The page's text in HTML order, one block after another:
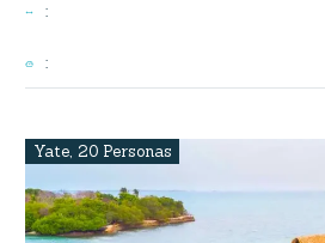
:
:
Yate, 20 Personas